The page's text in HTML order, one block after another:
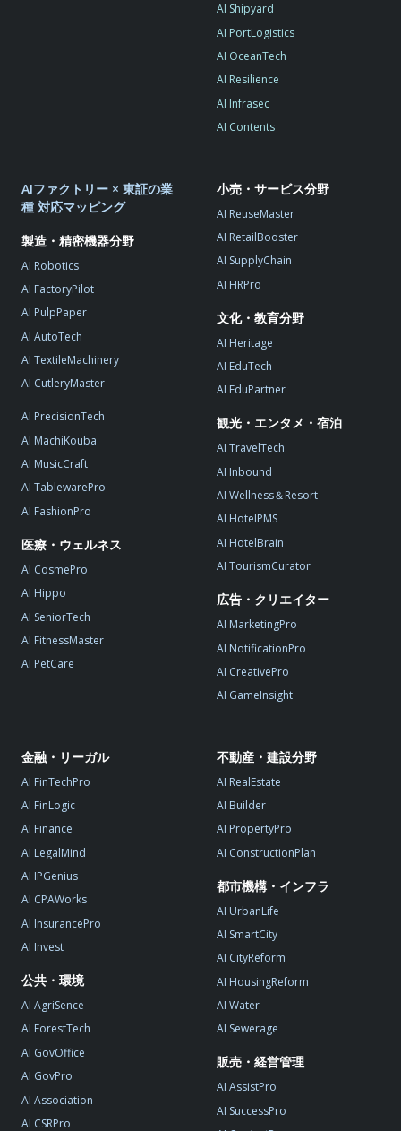
AI Shipyard
AI PortLogistics
AI OceanTech
AI Resilience
AI Infrasec
AI Contents
AIファクトリー × 東証の業
種 対応マッピング
製造・精密機器分野
AI Robotics
AI FactoryPilot
AI PulpPaper
AI AutoTech
AI TextileMachinery
AI CutleryMaster
AI PrecisionTech
AI MachiKouba
AI MusicCraft
AI TablewarePro
AI FashionPro
医療・ウェルネス
AI CosmePro
AI Hippo
AI SeniorTech
AI FitnessMaster
AI PetCare
小売・サービス分野
AI ReuseMaster
AI RetailBooster
AI SupplyChain
AI HRPro
文化・教育分野
AI Heritage
AI EduTech
AI EduPartner
観光・エンタメ・宿泊
AI TravelTech
AI Inbound
AI Wellness＆Resort
AI HotelPMS
AI HotelBrain
AI TourismCurator
広告・クリエイター
AI MarketingPro
AI NotificationPro
AI CreativePro
AI GameInsight
金融・リーガル
AI FinTechPro
AI FinLogic
AI Finance
AI LegalMind
AI IPGenius
AI CPAWorks
AI InsurancePro
AI Invest
公共・環境
AI AgriSence
AI ForestTech
AI GovOffice
AI GovPro
AI Association
AI CSRPro
不動産・建設分野
AI RealEstate
AI Builder
AI PropertyPro
AI ConstructionPlan
都市機構・インフラ
AI UrbanLife
AI SmartCity
AI CityReform
AI HousingReform
AI Water
AI Sewerage
販売・経営管理
AI AssistPro
AI SuccessPro